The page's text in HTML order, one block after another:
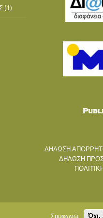
(1)
ΔΗΛΩΣΗ
ΔΗΛΩΣΗ
Συμφωνώ Όχι,